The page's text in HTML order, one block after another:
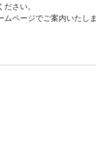
さい。
ページでご案内いたしま